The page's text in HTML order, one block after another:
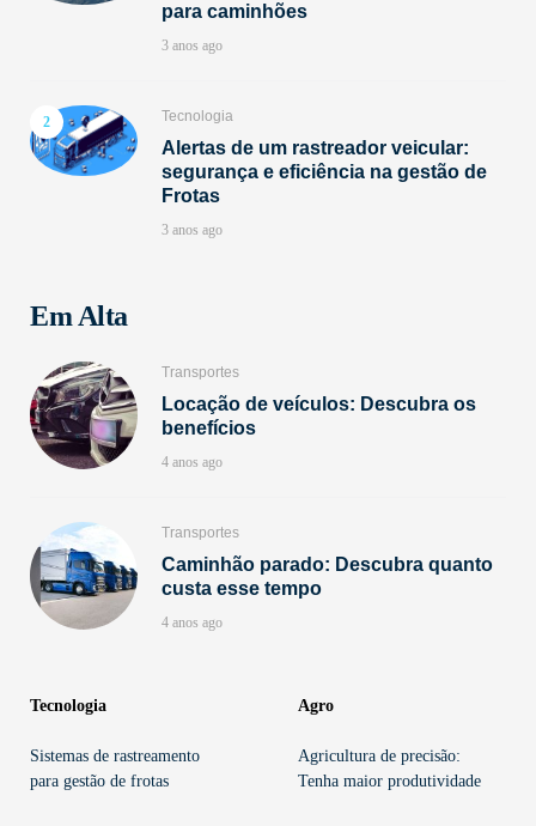
para caminhões
3 anos ago
Tecnologia
Alertas de um rastreador veicular:
segurança e eficiência na gestão de
Frotas
3 anos ago
Em Alta
Transportes
Locação de veículos: Descubra os
benefícios
4 anos ago
Transportes
Caminhão parado: Descubra quanto
custa esse tempo
4 anos ago
Tecnologia
Sistemas de rastreamento
para gestão de frotas
Agro
Agricultura de precisão:
Tenha maior produtividade